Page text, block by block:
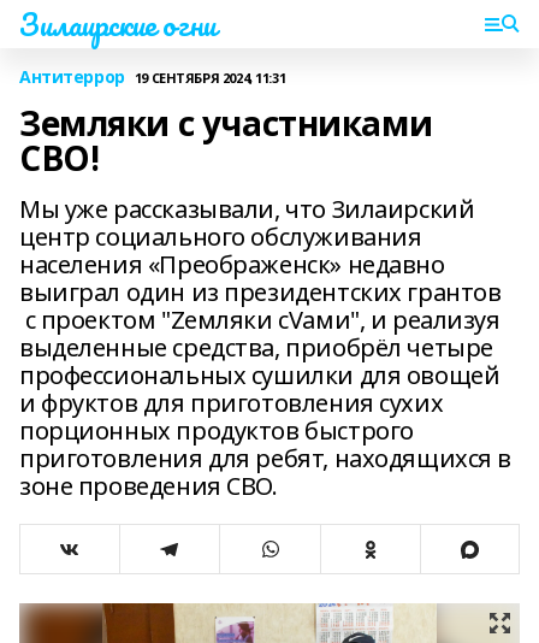
Зилаирские огни
Антитеррор 19 СЕНТЯБРЯ 2024, 11:31
Земляки с участниками
СВО!
Мы уже рассказывали, что Зилаирский
центр социального обслуживания
населения «Преображенск» недавно
выиграл один из президентских грантов
с проектом "Zемляки сVами", и реализуя
выделенные средства, приобрёл четыре
профессиональных сушилки для овощей
и фруктов для приготовления сухих
порционных продуктов быстрого
приготовления для ребят, находящихся в
зоне проведения СВО.